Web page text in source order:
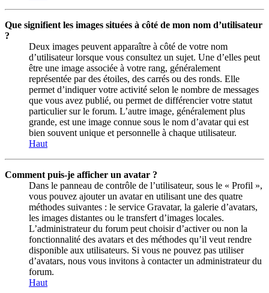
Que signifient les images situées à côté de mon nom d’utilisateur
?
Deux images peuvent apparaître à côté de votre nom
d’utilisateur lorsque vous consultez un sujet. Une d’elles peut
être une image associée à votre rang, généralement
représentée par des étoiles, des carrés ou des ronds. Elle
permet d’indiquer votre activité selon le nombre de messages
que vous avez publié, ou permet de différencier votre statut
particulier sur le forum. L’autre image, généralement plus
grande, est une image connue sous le nom d’avatar qui est
bien souvent unique et personnelle à chaque utilisateur.
Haut
Comment puis-je afficher un avatar ?
Dans le panneau de contrôle de l’utilisateur, sous le « Profil »,
vous pouvez ajouter un avatar en utilisant une des quatre
méthodes suivantes : le service Gravatar, la galerie d’avatars,
les images distantes ou le transfert d’images locales.
L’administrateur du forum peut choisir d’activer ou non la
fonctionnalité des avatars et des méthodes qu’il veut rendre
disponible aux utilisateurs. Si vous ne pouvez pas utiliser
d’avatars, nous vous invitons à contacter un administrateur du
forum.
Haut